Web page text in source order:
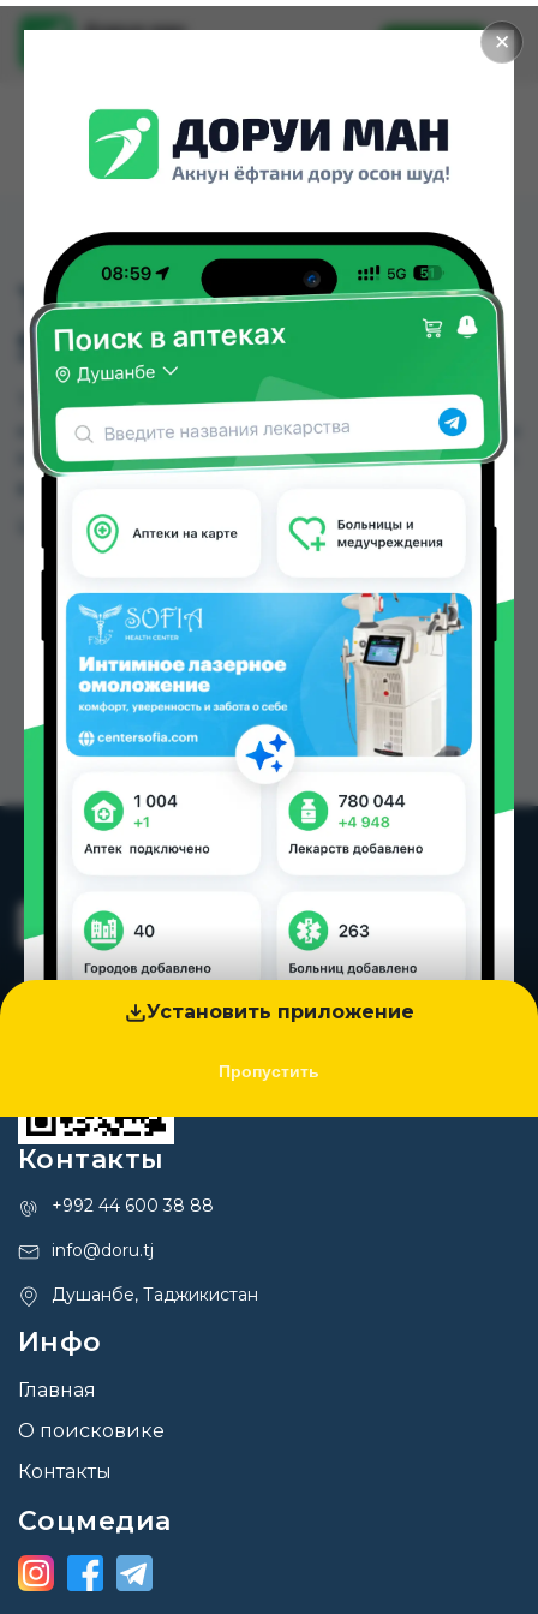
✕
Установить приложение
Пропустить
Доруи ман
Установить
THUMB SUPPORT WT
SPLINT 7009
THUMB SUPPORT WT SPLINT 7009 можно
купить или заказать в аптеках, Нишон №1, Нишон
№2, Нишон №3 по цене от 56.00 TJS до 59.00 TJS
Цена: от56.00 TJS
Контакты
+992 44 600 38 88
info@doru.tj
Душанбе, Таджикистан
Инфо
Главная
О поисковике
Контакты
Соцмедиа